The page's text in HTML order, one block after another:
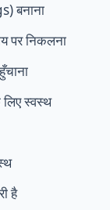
बनाना
पर निकलना
स्वस्थ
है